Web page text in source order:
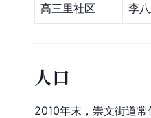
高三里社区 李
人口
2010年末，崇文街道